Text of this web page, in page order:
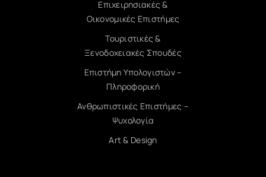
Επιχειρησιακές &
Οικονομικές Επιστήμες
Τουριστικές &
Ξενοδοχειακές Σπουδές
Επιστήμη Υπολογιστών –
Πληροφορική
Ανθρωπιστικές Επιστήμες –
Ψυχολογία
Art & Design